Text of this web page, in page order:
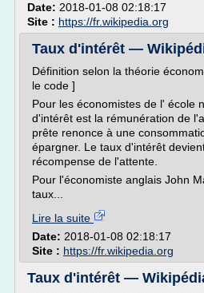
Date: 2018-01-08 02:18:17
Site : https://fr.wikipedia.org
Taux d'intérêt —
Définition selon la théorie
le code ]
Pour les économistes de l' école
d'intérêt est la rémunération de
prête renonce à une
épargner. Le taux d'intérêt
récompense de l'attente.
Pour l'économiste anglais John
taux...
Lire la suite
Date: 2018-01-08 02:18:17
Site : https://fr.wikipedia.org
Taux d'intérêt —